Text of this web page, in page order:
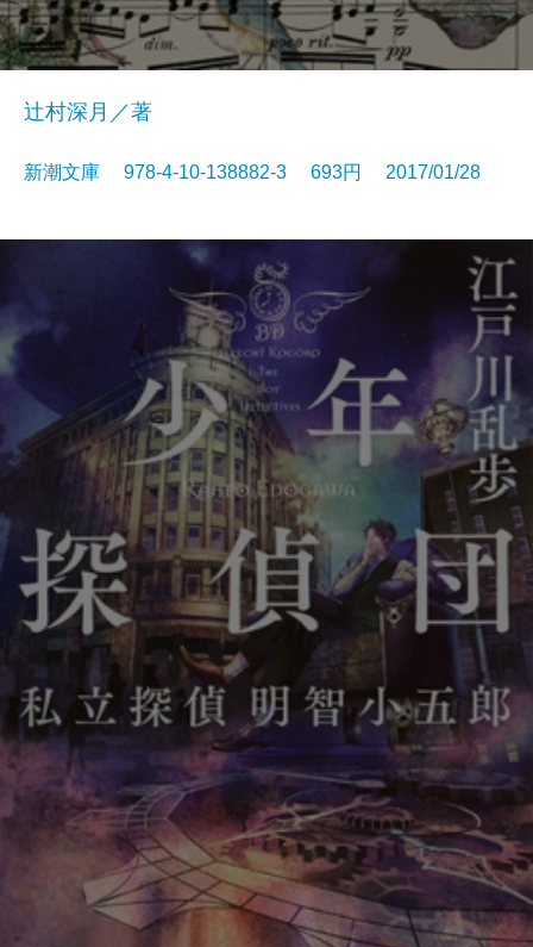
辻村深月／著
新潮文庫 978-4-10-138882-3 693円 2017/01/28